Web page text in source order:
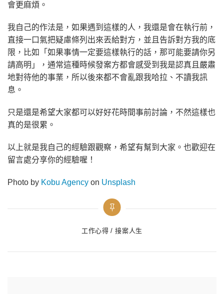
會更麻煩。
我自己的作法是，如果遇到這樣的人，我還是會在執行前，
直接一口氣把疑慮條列出來丟給對方，並且告訴對方我的底
限，比如「如果事情一定要這樣執行的話，那可能要請你另
請高明」，通常這種時候發案方都會感受到我是認真且嚴肅
地對待他的事業，所以後來都不會亂跟我哈拉、不讀我訊
息。
只是還是希望大家都可以好好花時間事前討論，不然這樣也
真的是很累。
以上就是我自己的經驗跟觀察，希望有幫到大家。也歡迎在
留言處分享你的經驗喔！
Photo by Kobu Agency on Unsplash
Categories
工作心得 接案人生